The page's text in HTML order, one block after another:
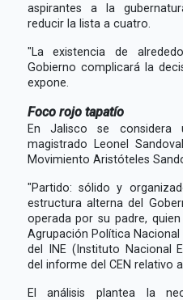
aspirantes a la
reducir la lista a cuatro.
"La existencia de
Gobierno complicará la
expone.
Foco rojo tapatío
En Jalisco se
magistrado Leonel
Movimiento Aristóteles
"Partido: sólido y
estructura alterna del
operada por su padre,
Agrupación Política
del INE (Instituto Nacional
del informe del CEN relativo
El análisis plantea la